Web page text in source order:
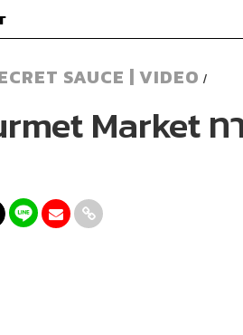
SAUCE | VIDEO /
Market